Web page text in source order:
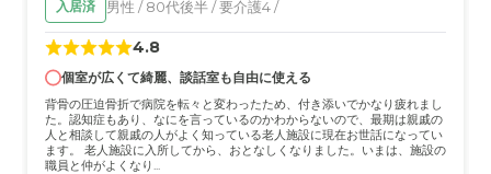
外観・内装・居室・設備について
マンションタイプで、室内トイレ、事務所から使用状況を
集中管理できるベッド、1階の食堂、浴室など、好印象で
した。
介護医療サービスについて
入居済 男性 / 80代後半 / 要介護4 /
4.8
個室が広くて綺麗、談話室も自由に使える
背骨の圧迫骨折で病院を転々と変わったため、付き添いでかなり疲れまし
た。認知症もあり、なにを言っているのかわからないので、最期は親戚の
人と相談して親戚の人がよく知っている老人施設に現在お世話になってい
ます。 老人施設に入所してから、おとなしくなりました。いまは、施設の
職員と仲がよくなり...